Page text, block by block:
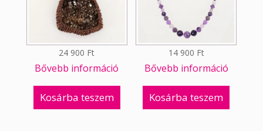
24 900 Ft
Bővebb információ
Kosárba teszem
14 900 Ft
Bővebb információ
Kosárba teszem